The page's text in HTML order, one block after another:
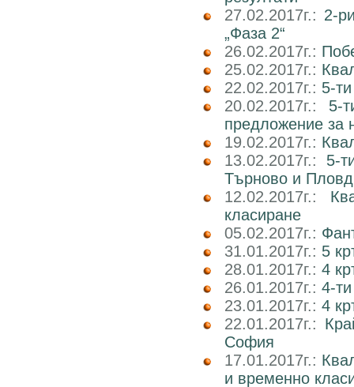
27.02.2017г.: 2-
„Фаза 2“
26.02.2017г.:
25.02.2017г.:
22.02.2017г.: 5-
20.02.2017г.: 5-
предложение за
19.02.2017г.:
13.02.2017г.: 5-
Търново и
12.02.2017г.:
класиране
05.02.2017г.:
31.01.2017г.: 5
28.01.2017г.: 4
26.01.2017г.: 4-
23.01.2017г.: 4
22.01.2017г.:
София
17.01.2017г.:
и временно